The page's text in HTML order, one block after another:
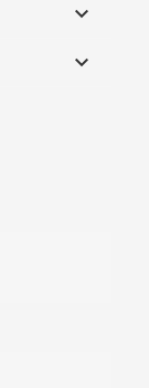

